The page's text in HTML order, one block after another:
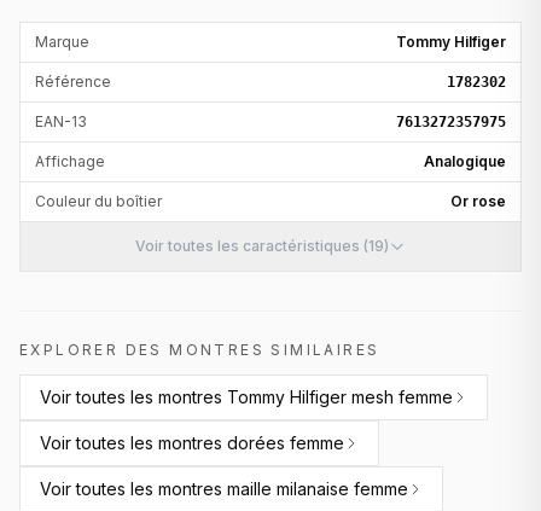
Marque Tommy Hilfiger
Référence 1782302
EAN-13 7613272357975
Affichage Analogique
Couleur du boîtier Or rose
Voir toutes les caractéristiques (19)
EXPLORER DES MONTRES SIMILAIRES
Voir toutes les montres Tommy Hilfiger mesh femme
Voir toutes les montres dorées femme
Voir toutes les montres maille milanaise femme